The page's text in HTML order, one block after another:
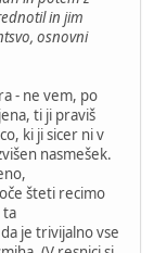
in jim
osnovni
- ne vem, po
ti ji praviš
ki ji sicer ni v
nasmešek.
šteti recimo
ta
je trivijalno vse